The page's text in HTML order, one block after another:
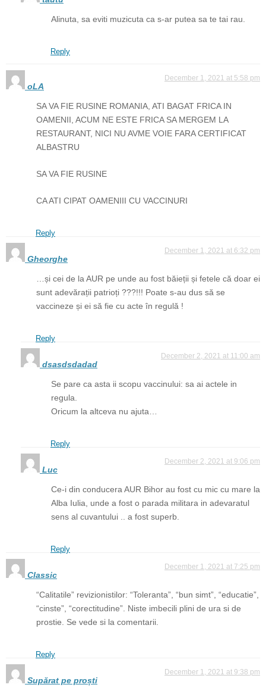
Alinuta, sa eviti muzicuta ca s-ar putea sa te tai rau.
Reply
oLA
December 1, 2021 at 5:58 pm
SA VA FIE RUSINE ROMANIA, ATI BAGAT FRICA IN
OAMENII, ACUM NE ESTE FRICA SA MERGEM LA
RESTAURANT, NICI NU AVME VOIE FARA CERTIFICAT
ALBASTRU
SA VA FIE RUSINE
CA ATI CIPAT OAMENIII CU VACCINURI
Reply
Gheorghe
December 1, 2021 at 6:32 pm
…și cei de la AUR pe unde au fost băieții și fetele că doar ei
sunt adevărații patrioți ???!!! Poate s-au dus să se
vaccineze și ei să fie cu acte în regulă !
Reply
dsasdsdadad
December 2, 2021 at 11:00 am
Se pare ca asta ii scopu vaccinului: sa ai actele in
regula.
Oricum la altceva nu ajuta…
Reply
Luc
December 2, 2021 at 9:06 pm
Ce-i din conducera AUR Bihor au fost cu mic cu mare la
Alba Iulia, unde a fost o parada militara in adevaratul
sens al cuvantului .. a fost superb.
Reply
Classic
December 1, 2021 at 7:25 pm
“Calitatile” revizionistilor: “Toleranta”, “bun simt”, “educatie”,
“cinste”, “corectitudine”. Niste imbecili plini de ura si de
prostie. Se vede si la comentarii.
Reply
Supărat pe proști
December 1, 2021 at 9:38 pm